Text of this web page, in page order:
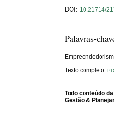
DOI: 10.21714/
Palavras-
Texto completo:
Todo conteúdo
Gestão &